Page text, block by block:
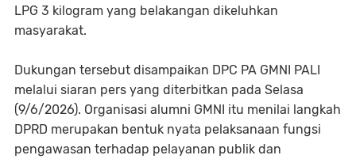
LPG 3 kilogram yang belakangan dikeluhkan
masyarakat.
Dukungan tersebut disampaikan DPC PA GMNI PALI
melalui siaran pers yang diterbitkan pada Selasa
(9/6/2026). Organisasi alumni GMNI itu menilai langkah
DPRD merupakan bentuk nyata pelaksanaan fungsi
pengawasan terhadap pelayanan publik dan